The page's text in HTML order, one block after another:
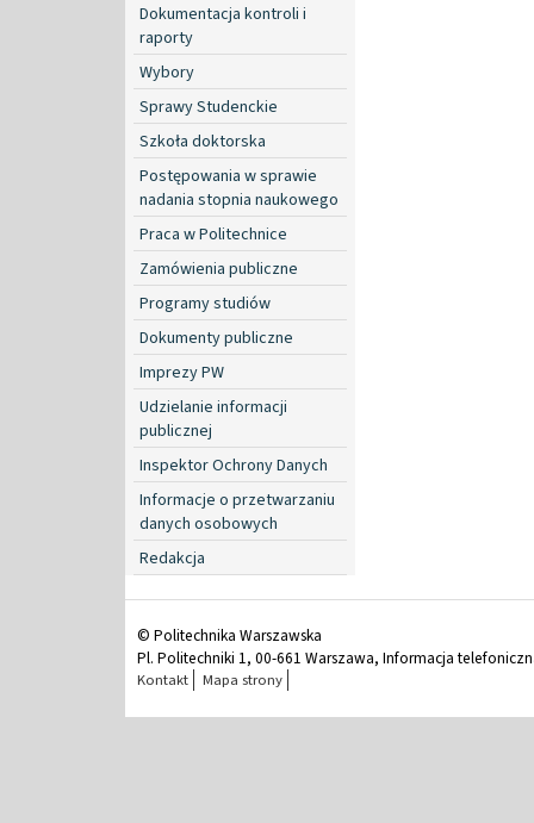
Dokumentacja kontroli i
raporty
Wybory
Sprawy Studenckie
Szkoła doktorska
Postępowania w sprawie
nadania stopnia naukowego
Praca w Politechnice
Zamówienia publiczne
Programy studiów
Dokumenty publiczne
Imprezy PW
Udzielanie informacji
publicznej
Inspektor Ochrony Danych
Informacje o przetwarzaniu
danych osobowych
Redakcja
© Politechnika Warszawska
Pl. Politechniki 1, 00-661 Warszawa, Informacja
Kontakt Mapa strony